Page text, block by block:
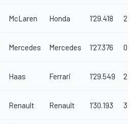
McLaren Honda 1'29.418
Mercedes Mercedes 1'27.376
Haas Ferrari 1'29.549
Renault Renault 1'30.193